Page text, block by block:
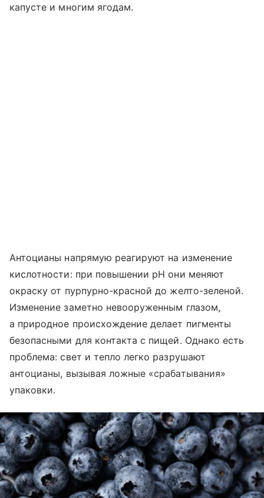
капусте и многим ягодам.
Антоцианы напрямую реагируют на изменение
кислотности: при повышении pH они меняют
окраску от пурпурно-красной до желто-зеленой.
Изменение заметно невооруженным глазом,
а природное происхождение делает пигменты
безопасными для контакта с пищей. Однако есть
проблема: свет и тепло легко разрушают
антоцианы, вызывая ложные «срабатывания»
упаковки.